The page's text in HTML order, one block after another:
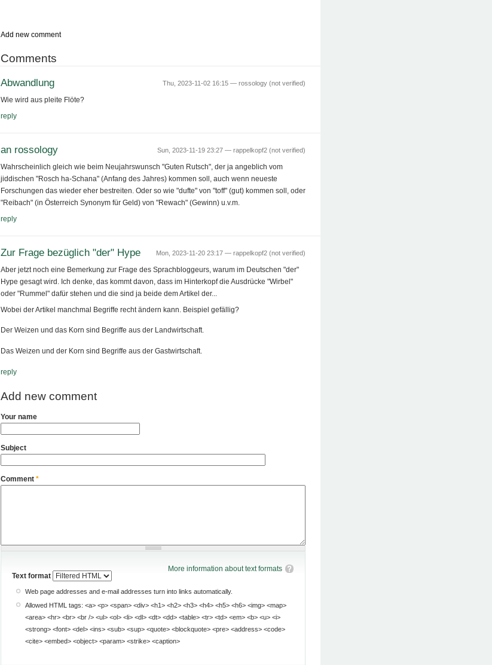
Add new comment
Comments
Thu, 2023-11-02 16:15 — rossology (not verified)
Abwandlung
Wie wird aus pleite Flöte?
reply
Sun, 2023-11-19 23:27 — rappelkopf2 (not verified)
an rossology
Wahrscheinlich gleich wie beim Neujahrswunsch "Guten Rutsch", der ja angeblich vom
jiddischen "Rosch ha-Schana" (Anfang des Jahres) kommen soll, auch wenn neueste
Forschungen das wieder eher bestreiten. Oder so wie "dufte" von "toff" (gut) kommen soll, oder
"Reibach" (in Österreich Synonym für Geld) von "Rewach" (Gewinn) u.v.m.
reply
Mon, 2023-11-20 23:17 — rappelkopf2 (not verified)
Zur Frage bezüglich "der" Hype
Aber jetzt noch eine Bemerkung zur Frage des Sprachbloggeurs, warum im Deutschen "der"
Hype gesagt wird. Ich denke, das kommt davon, dass im Hinterkopf die Ausdrücke "Wirbel"
oder "Rummel" dafür stehen und die sind ja beide dem Artikel der...
Wobei der Artikel manchmal Begriffe recht ändern kann. Beispiel gefällig?
Der Weizen und das Korn sind Begriffe aus der Landwirtschaft.
Das Weizen und der Korn sind Begriffe aus der Gastwirtschaft.
reply
Add new comment
Your name
Subject
Comment *
More information about text formats
Text format
Web page addresses and e-mail addresses turn into links automatically.
Allowed HTML tags: <a> <p> <span> <div> <h1> <h2> <h3> <h4> <h5> <h6> <img> <map>
<area> <hr> <br> <br /> <ul> <ol> <li> <dl> <dt> <dd> <table> <tr> <td> <em> <b> <u> <i>
<strong> <font> <del> <ins> <sub> <sup> <quote> <blockquote> <pre> <address> <code>
<cite> <embed> <object> <param> <strike> <caption>